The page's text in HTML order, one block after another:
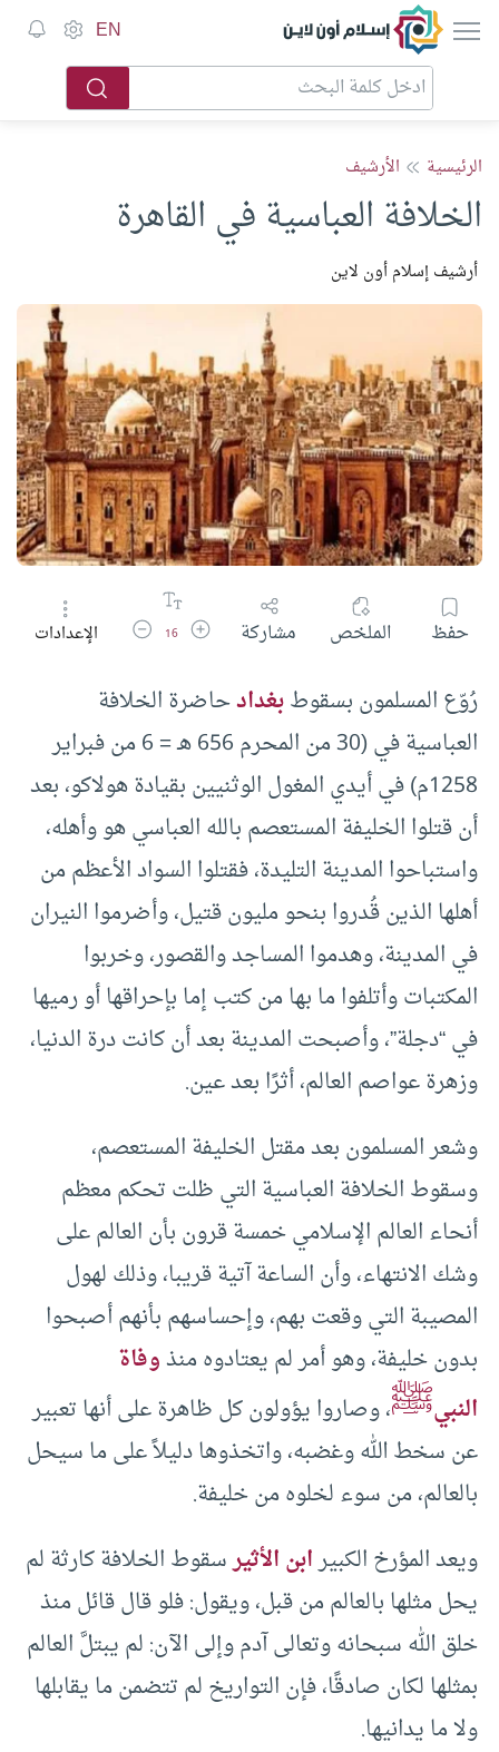
إسلام أون لاين EN
الرئيسية الأرشيف
الخلافة العباسية في القاهرة
أرشيف إسلام أون لاين
حفظ الملخص مشاركة زيادة حجم الخط
16 تقليل حجم الخط
الإعدادات
رُوّع المسلمون بسقوطبغدادحاضرة الخلافة
العباسية في (30 من المحرم 656 هـ = 6 من فبراير
1258م) في أيدي المغول الوثنيين بقيادة هولاكو، بعد
أن قتلوا الخليفة المستعصم بالله العباسي هو وأهله،
واستباحوا المدينة التليدة، فقتلوا السواد الأعظم من
أهلها الذين قُدروا بنحو مليون قتيل، وأضرموا النيران
في المدينة، وهدموا المساجد والقصور، وخربوا
المكتبات وأتلفوا ما بها من كتب إما بإحراقها أو رميها
في “دجلة”، وأصبحت المدينة بعد أن كانت درة الدنيا،
وزهرة عواصم العالم، أثرًا بعد عين.
وشعر المسلمون بعد مقتل الخليفة المستعصم،
وسقوط الخلافة العباسية التي ظلت تحكم معظم
أنحاء العالم الإسلامي خمسة قرون بأن العالم على
وشك الانتهاء، وأن الساعة آتية قريبا، وذلك لهول
المصيبة التي وقعت بهم، وإحساسهم بأنهم أصبحوا
بدون خليفة، وهو أمر لم يعتادوه منذوفاة
النبيﷺ، وصاروا يؤولون كل ظاهرة على أنها تعبير
عن سخط الله وغضبه، واتخذوها دليلاً على ما سيحل
بالعالم، من سوء لخلوه من خليفة.
ويعد المؤرخ الكبيرابن الأثيرسقوط الخلافة كارثة لم
يحل مثلها بالعالم من قبل، ويقول: فلو قال قائل منذ
خلق الله سبحانه وتعالى آدم وإلى الآن: لم يبتلَّ العالم
بمثلها لكان صادقًا، فإن التواريخ لم تتضمن ما يقابلها
ولا ما يدانيها.